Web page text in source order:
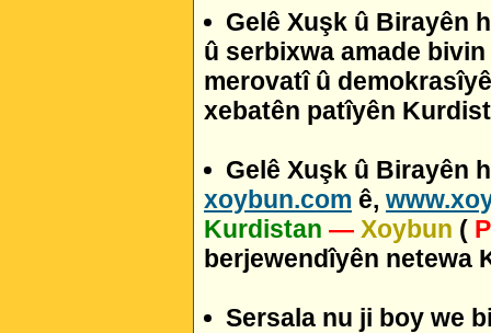
Gelê Xuşk û Birayên
û serbixwa amade
merovatî û
xebatên patîyên
Gelê Xuşk û Birayên
xoybun.com ê,
Kurdistan — Xoybun (
berjewendîyên netewa
Sersala nu ji boy we